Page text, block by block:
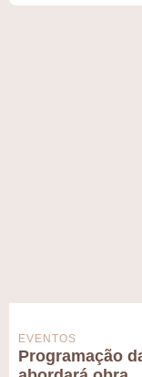
EVENTOS
Programação